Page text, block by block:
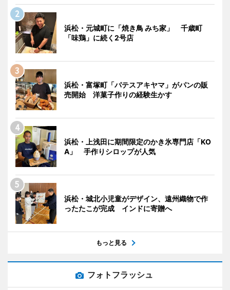
浜松・元城町に「焼き鳥 みち家」 千歳町
「味鶏」に続く2号店
浜松・富塚町「パテスアキヤマ」がパンの販
売開始 洋菓子作りの経験生かす
浜松・上浅田に期間限定のかき氷専門店「KO
A」 手作りシロップが人気
浜松・城北小児童がデザイン、遠州織物で作
ったたこが完成 インドに寄贈へ
もっと見る
フォトフラッシュ